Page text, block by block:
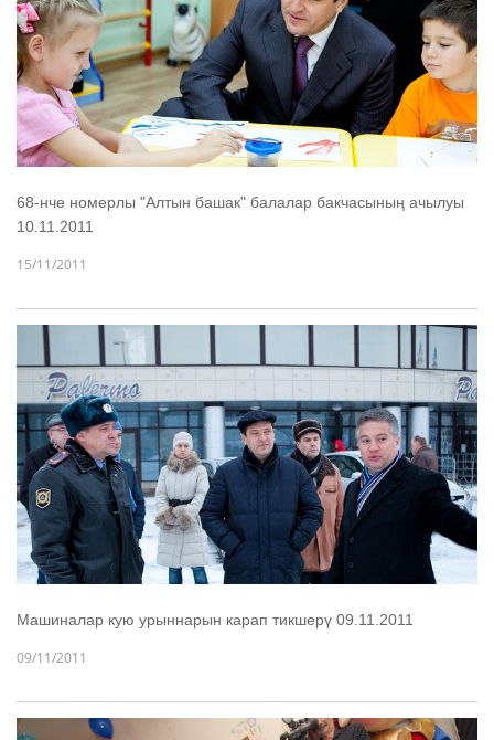
68-нче номерлы "Алтын башак" балалар бакчасының ачылуы
10.11.2011
15/11/2011
Машиналар кую урыннарын карап тикшерү 09.11.2011
09/11/2011